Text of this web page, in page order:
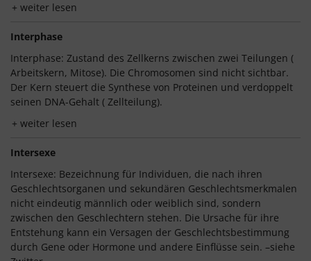
weiter lesen
Interphase
Interphase: Zustand des Zellkerns zwischen zwei Teilungen (
Arbeitskern, Mitose). Die Chromosomen sind nicht sichtbar.
Der Kern steuert die Synthese von Proteinen und verdoppelt
seinen DNA-Gehalt ( Zellteilung).
weiter lesen
Intersexe
Intersexe: Bezeichnung für Individuen, die nach ihren
Geschlechtsorganen und sekundären Geschlechtsmerkmalen
nicht eindeutig männlich oder weiblich sind, sondern
zwischen den Geschlechtern stehen. Die Ursache für ihre
Entstehung kann ein Versagen der Geschlechtsbestimmung
durch Gene oder Hormone und andere Einflüsse sein. –siehe